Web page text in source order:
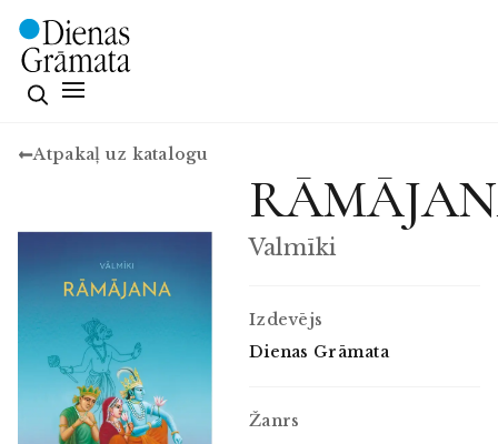
Atpakaļ uz katalogu
Valmīki
Izdevējs
Dienas Grāmata
Žanrs